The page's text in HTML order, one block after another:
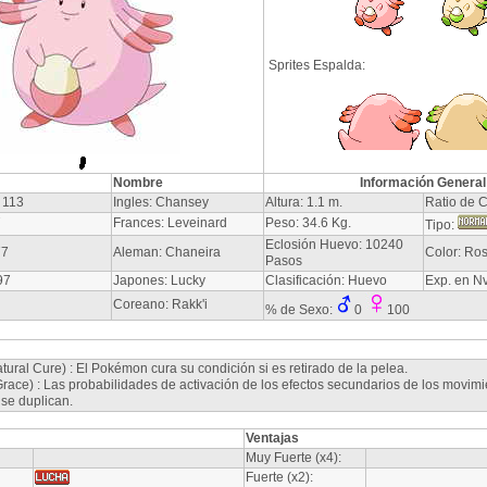
Sprites Espalda:
Nombre
Información General
Ingles: Chansey Altura: 1.1 m.
Ratio de
Frances: Leveinard Peso: 34.6 Kg.
Tipo:
Aleman: Chaneira
Eclosión Huevo: 10240
Pasos
Color:
Japones: Lucky Clasificación: Huevo
Exp. en
Coreano: Rakk'i
% de Sexo: 0 100
Cure) : El Pokémon cura su condición si es retirado de la pelea.
: Las probabilidades de activación de los efectos secundarios de los
duplican.
Ventajas
Muy Fuerte (x4):
Fuerte (x2):